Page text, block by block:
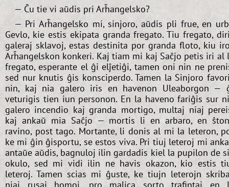
— Ĉu tie vi aŭdis pri Arĥangelsko?
— Pri Arĥangelsko mi, sinjoro, aŭdis pli frue, en
Gevlo, kie estis ekipata granda fregato. Tiu fregato,
galeraj sklavoj, estas destinita por granda floto, kiu
Arĥangelskon konkeri. Kaj tiam mi kaj Saĉjo petis iri al
fregato, esperante el ĝi elĵetiĝi, tamen oni nin ne
sed nur knutis ĝis konsciperdo. Tamen la Sinjoro
nin, kaj nia galero iris en havenon Uleaborgon —
veturigis tien iun personon. En la haveno fariĝis sur
galero incendio kaj granda mortigo, multaj niaj
kaj ankaŭ mia Saĉjo — mortis li en arbaro, en
ravino, post tago. Mortante, li donis al mi la leteron,
ke mi ĝin ĝisportu, se estos viva. Pri tiuj leteroj mi
antaŭe aŭdis, bagnuloj ilin gardadis kiel la pupilon de
okulo, sed mi vidi ilin ne havis okazon, kio estis
leteroj. Tamen scias mi ĝuste, ke tiujn leterojn